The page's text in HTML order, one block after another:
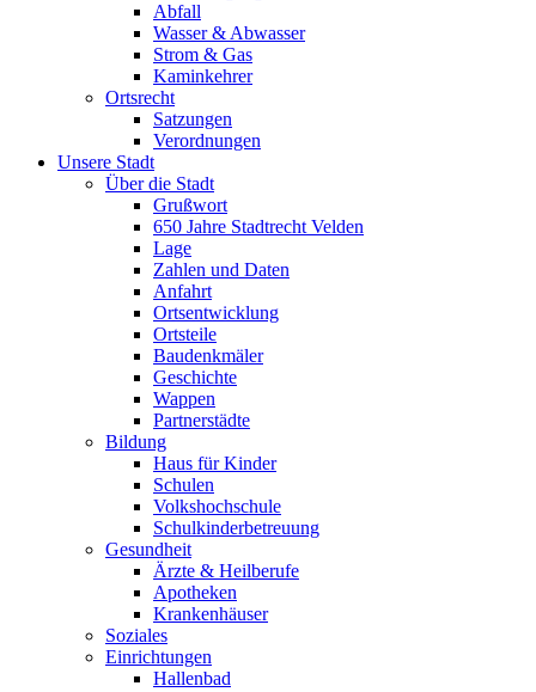
Abfall
Wasser & Abwasser
Strom & Gas
Kaminkehrer
Ortsrecht
Satzungen
Verordnungen
Unsere Stadt
Über die Stadt
Grußwort
650 Jahre Stadtrecht Velden
Lage
Zahlen und Daten
Anfahrt
Ortsentwicklung
Ortsteile
Baudenkmäler
Geschichte
Wappen
Partnerstädte
Bildung
Haus für Kinder
Schulen
Volkshochschule
Schulkinderbetreuung
Gesundheit
Ärzte & Heilberufe
Apotheken
Krankenhäuser
Soziales
Einrichtungen
Hallenbad